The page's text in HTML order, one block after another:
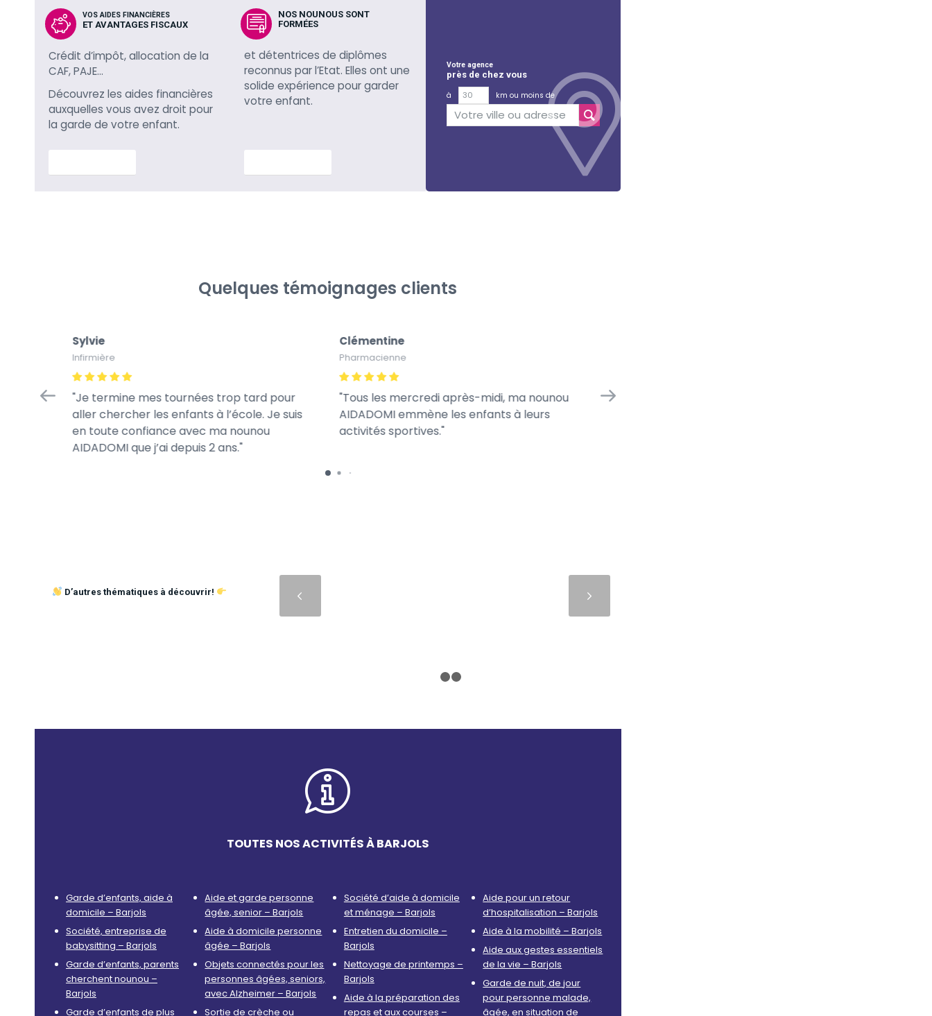
VOS AIDES FINANCIÈRES
ET AVANTAGES FISCAUX
Crédit d’impôt, allocation de la
CAF, PAJE…
Découvrez les aides financières
auxquelles vous avez droit pour
la garde de votre enfant.
NOS NOUNOUS SONT
FORMÉES
et détentrices de diplômes
reconnus par l’Etat. Elles ont une
solide expérience pour garder
votre enfant.
Votre agence
près de chez vous
à
km ou moins de
Quelques témoignages clients
Sylvie
Infirmière
Je termine mes tournées trop tard pour
aller chercher les enfants à l’école. Je suis
en toute confiance avec ma nounou
AIDADOMI que j’ai depuis 2 ans.
Clémentine
Pharmacienne
Tous les mercredi après-midi, ma nounou
AIDADOMI emmène les enfants à leurs
activités sportives.
En garde alternée, Sandrine, ma garde
D’autres thématiques à découvrir!
Précédent
TOUTES NOS ACTIVITÉS À BARJOLS
Garde d’enfants, aide à
domicile – Barjols
Société, entreprise de
babysitting – Barjols
Garde d’enfants, parents
cherchent nounou –
Barjols
Garde d’enfants de plus
Aide et garde personne
âgée, senior – Barjols
Aide à domicile personne
âgée – Barjols
Objets connectés pour les
personnes âgées, seniors,
avec Alzheimer – Barjols
Sortie de crèche ou
Société d’aide à domicile
et ménage – Barjols
Entretien du domicile –
Barjols
Nettoyage de printemps –
Barjols
Aide à la préparation des
repas et aux courses –
Aide pour un retour
d’hospitalisation – Barjols
Aide à la mobilité – Barjols
Aide aux gestes essentiels
de la vie – Barjols
Garde de nuit, de jour
pour personne malade,
âgée, en situation de